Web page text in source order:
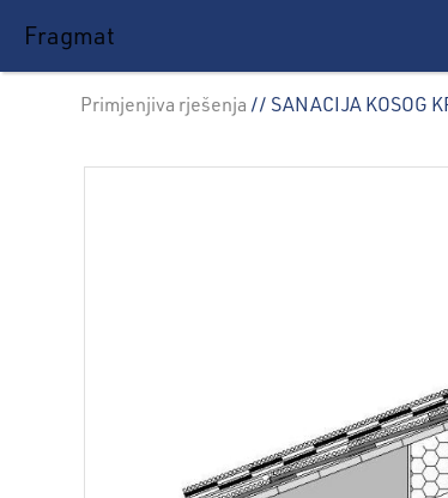
Fragmat
Primjenjiva rješenja // SANACIJA KOSOG